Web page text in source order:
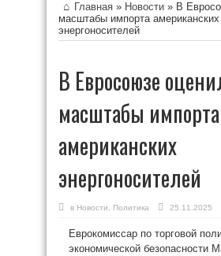
Главная » Новости » В
масштабы импорта американских
энергоносителей
В Евросоюзе
масштабы импорта
американских
энергоносителей
в Новости Политика 25.11.2025
Еврокомиссар по торговой
экономической безопасности